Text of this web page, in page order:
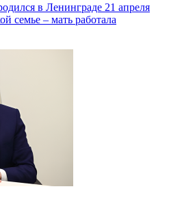
в Ленинграде 21 апреля
семье – мать работала